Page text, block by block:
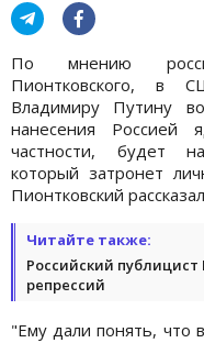
По мнению
Пионтковского, в
Владимиру Путину
нанесения Россией
частности, будет
который затронет
Пионтковский
Читайте также:
Российский
репрессий
"Ему дали понять, что